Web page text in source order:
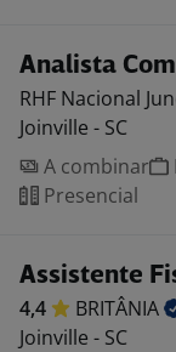
Analista
RHF Nacional
Joinville - SC
A combinar
Presencial
Assistente
4,4
BRITÂNIA
Joinville - SC